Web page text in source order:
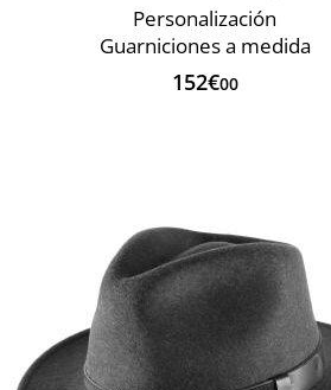
Personalización
Guarniciones a medida
152€00